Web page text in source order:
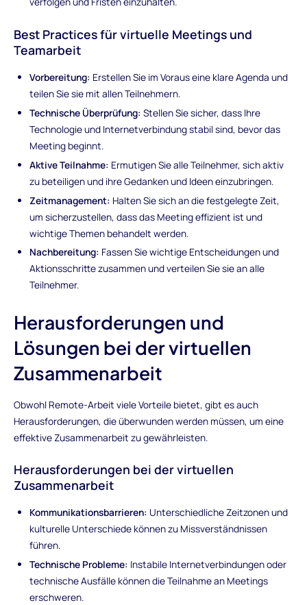
Best Practices für virtuelle Meetings und
Teamarbeit
Vorbereitung: Erstellen Sie im Voraus eine klare Agenda und
teilen Sie sie mit allen Teilnehmern.
Technische Überprüfung: Stellen Sie sicher, dass Ihre
Technologie und Internetverbindung stabil sind, bevor das
Meeting beginnt.
Aktive Teilnahme: Ermutigen Sie alle Teilnehmer, sich aktiv
zu beteiligen und ihre Gedanken und Ideen einzubringen.
Zeitmanagement: Halten Sie sich an die festgelegte Zeit,
um sicherzustellen, dass das Meeting effizient ist und
wichtige Themen behandelt werden.
Nachbereitung: Fassen Sie wichtige Entscheidungen und
Aktionsschritte zusammen und verteilen Sie sie an alle
Teilnehmer.
Herausforderungen und
Lösungen bei der virtuellen
Zusammenarbeit
Obwohl Remote-Arbeit viele Vorteile bietet, gibt es auch
Herausforderungen, die überwunden werden müssen, um eine
effektive Zusammenarbeit zu gewährleisten.
Herausforderungen bei der virtuellen
Zusammenarbeit
Kommunikationsbarrieren: Unterschiedliche Zeitzonen und
kulturelle Unterschiede können zu Missverständnissen
führen.
Technische Probleme: Instabile Internetverbindungen oder
technische Ausfälle können die Teilnahme an Meetings
erschweren.